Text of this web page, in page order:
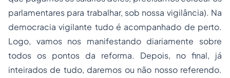
parlamentares para trabalhar, sob nossa vigilância). Na
democracia vigilante tudo é acompanhado de perto.
Logo, vamos nos manifestando diariamente sobre
todos os pontos da reforma. Depois, no final, já
inteirados de tudo, daremos ou não nosso referendo.